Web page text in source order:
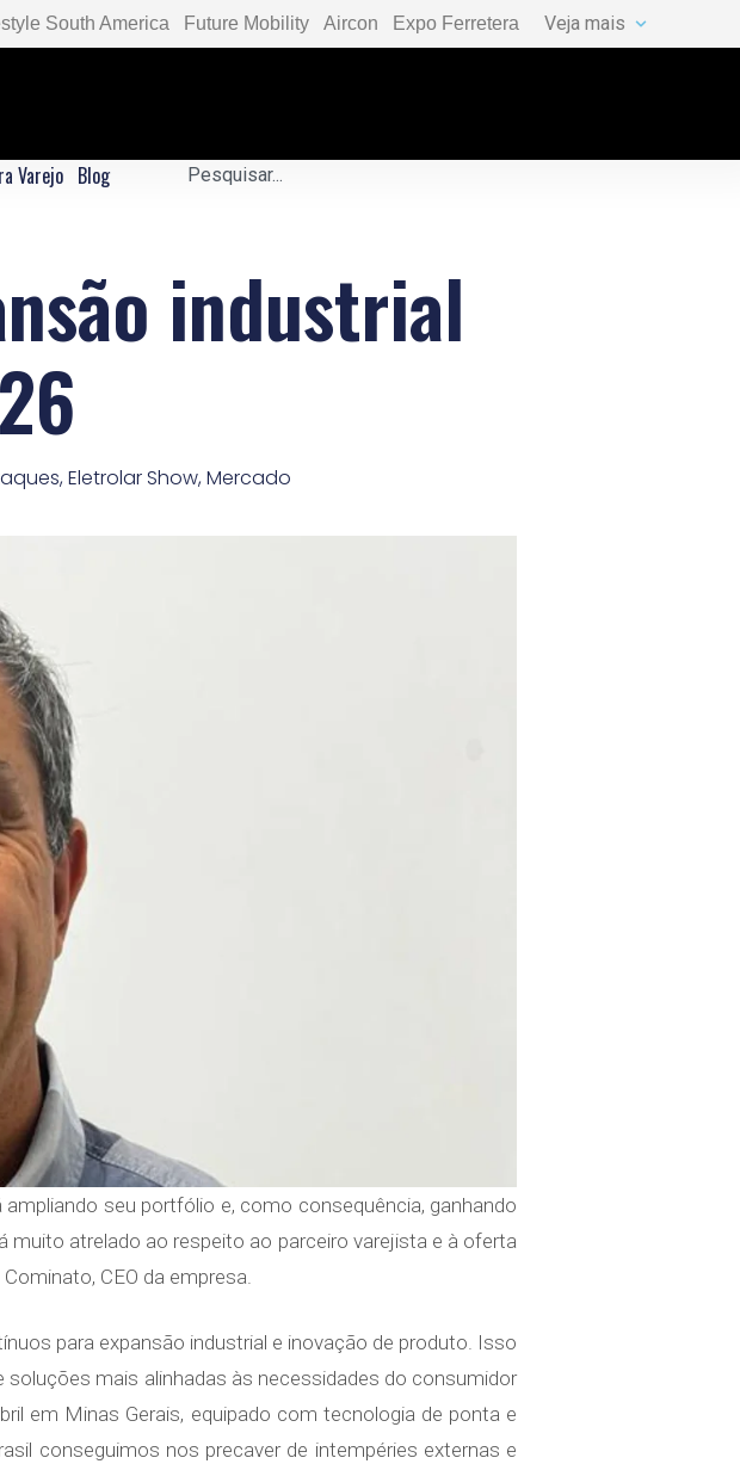
South America Future Mobility Aircon Expo Ferretera Veja mais
Varejo Blog
industrial
,Eletrolar Show,Mercado
seu portfólio e, como consequência, ganhando
atrelado ao respeito ao parceiro varejista e à oferta
CEO da empresa.
para expansão industrial e inovação de produto. Isso
mais alinhadas às necessidades do consumidor
em Minas Gerais, equipado com tecnologia de ponta e
conseguimos nos precaver de intempéries externas e